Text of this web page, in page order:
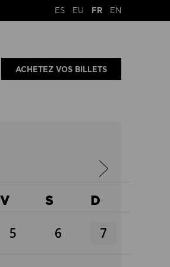
ES EU FR EN
ACHETEZ VOS BILLETS
V S D
5 6 7